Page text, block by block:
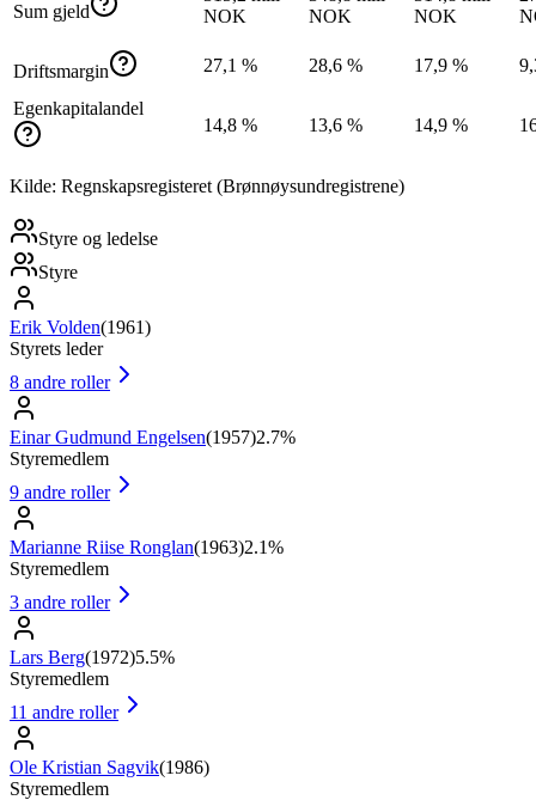
Sum gjeld
NOK
NOK
NOK
Driftsmargin 27,1 % 28,6 % 17,9 %
Egenkapitalandel
14,8 %
13,6 % 14,9 %
Kilde: Regnskapsregisteret (Brønnøysundregistrene)
Styre og ledelse
Styre
Erik Volden(1961)
Styrets leder
8 andre roller
Einar Gudmund Engelsen(1957)2.7%
Styremedlem
9 andre roller
Marianne Riise Ronglan(1963)2.1%
Styremedlem
3 andre roller
Lars Berg(1972)5.5%
Styremedlem
11 andre roller
Ole Kristian Sagvik(1986)
Styremedlem